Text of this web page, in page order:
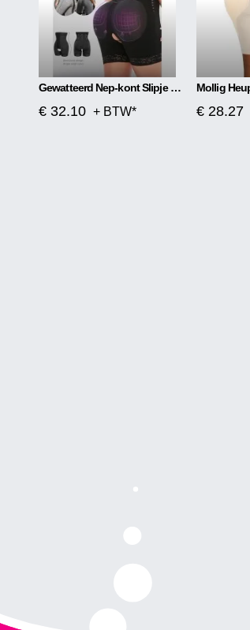
Gewatteerd Nep-kont Slipje Korset
€ 32.10 + BTW* € 28.27